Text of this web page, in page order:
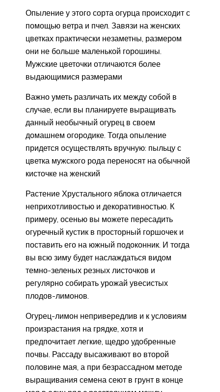
Опыление у этого сорта огурца происходит с
помощью ветра и пчел. Завязи на женских
цветках практически незаметны, размером
они не больше маленькой горошины.
Мужские цветочки отличаются более
выдающимися размерами
Важно уметь различать их между собой в
случае, если вы планируете выращивать
данный необычный огурец в своем
домашнем огородике. Тогда опыление
придется осуществлять вручную: пыльцу с
цветка мужского рода переносят на обычной
кисточке на женский
Растение Хрустального яблока отличается
неприхотливостью и декоративностью. К
примеру, осенью вы можете пересадить
огуречный кустик в просторный горшочек и
поставить его на южный подоконник. И тогда
вы всю зиму будет наслаждаться видом
темно-зеленых резных листочков и
регулярно собирать урожай увесистых
плодов-лимонов.
Огурец-лимон непривередлив и к условиям
произрастания на грядке, хотя и
предпочитает легкие, щедро удобренные
почвы. Рассаду высаживают во второй
половине мая, а при безрассадном методе
выращивания семена сеют в грунт в конце